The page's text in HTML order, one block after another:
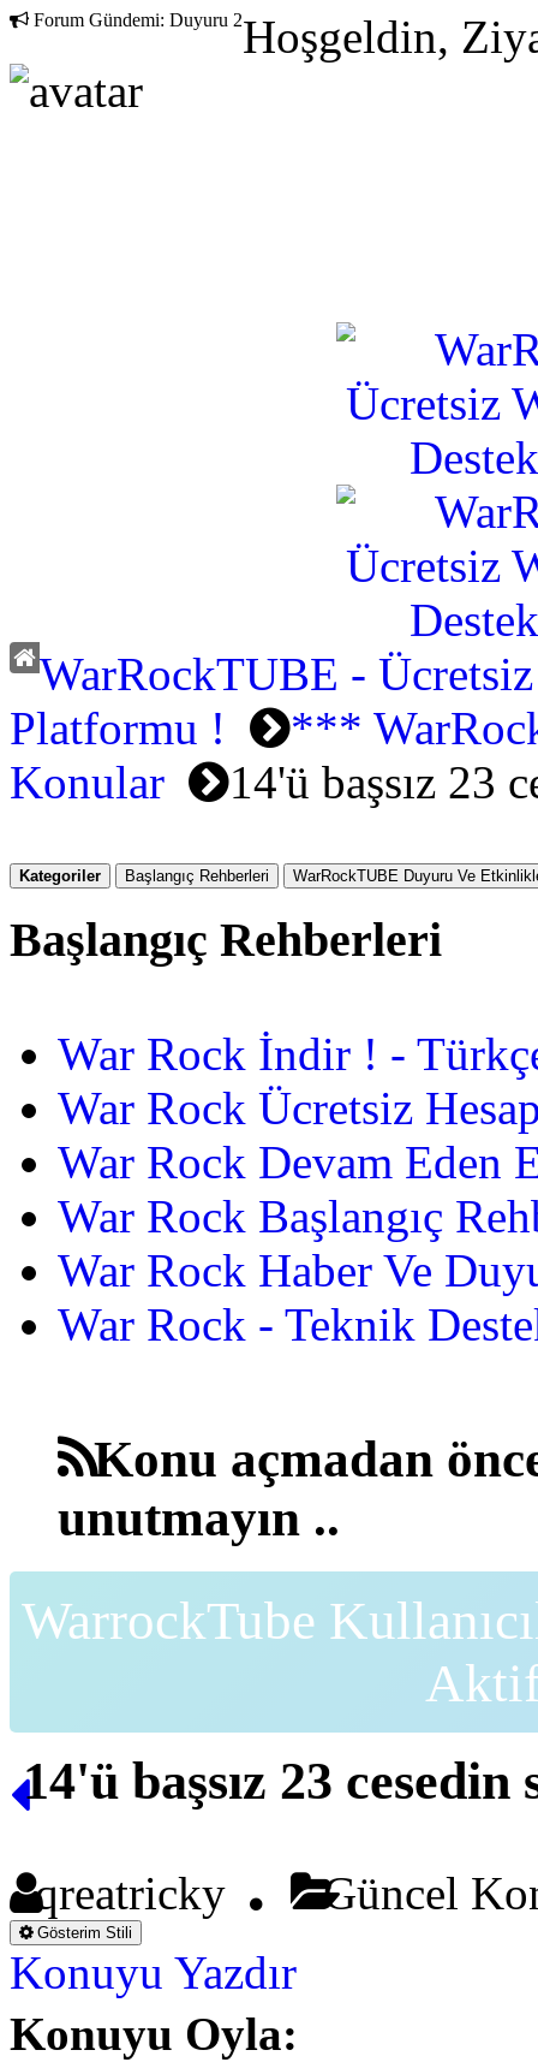
Forum Gündemi: Duyuru 2Hoşgeldin,
WarRockTUBE -
Platformu !
***
Konular
14'ü başsız 23
Kategoriler Başlangıç Rehberleri WarRockTUBE Duyuru Ve
Başlangıç Rehberleri
War Rock İndir ! -
War Rock Ücretsiz
War Rock Devam Eden
War Rock Başlangıç
War Rock Haber Ve
War Rock - Teknik
Konu açmadan
unutmayın ..
WarrockTube
14'ü başsız 23 cesedin
qreatricky Güncel
Gösterim Stili
Konuyu Yazdır
Konuyu Oyla: